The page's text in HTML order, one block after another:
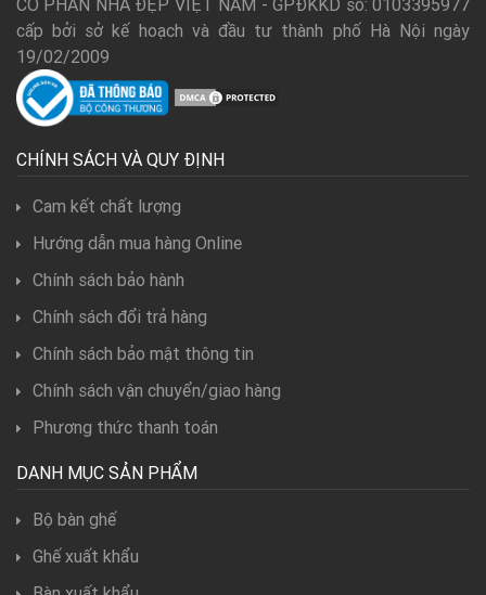
cấp bởi sở kế hoạch và đầu tư thành phố Hà Nội ngày
19/02/2009
CHÍNH SÁCH VÀ QUY ĐỊNH
Cam kết chất lượng
Hướng dẫn mua hàng Online
Chính sách bảo hành
Chính sách đổi trả hàng
Chính sách bảo mật thông tin
Chính sách vận chuyển/giao hàng
Phương thức thanh toán
DANH MỤC SẢN PHẨM
Bộ bàn ghế
Ghế xuất khẩu